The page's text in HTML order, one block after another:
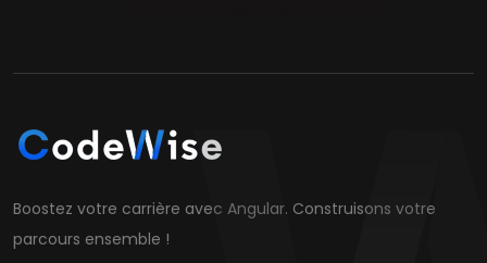
Boostez votre carrière avec Angular. Construisons votre
parcours ensemble !